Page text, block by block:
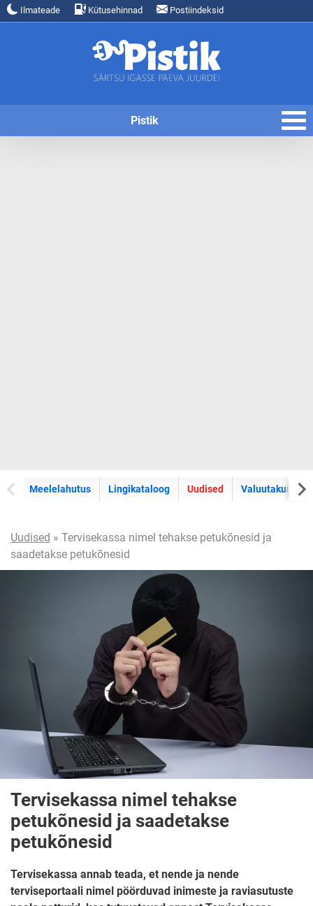
Ilmateade Kütusehinnad Postiindeksid
Pistik
Meelelahutus Lingikataloog Uudised Valuutakursid
Uudised » Tervisekassa nimel tehakse petukõnesid ja
saadetakse petukõnesid
Tervisekassa nimel tehakse
petukõnesid ja saadetakse
petukõnesid
Tervisekassa annab teada, et nende ja nende
terviseportaali nimel pöörduvad inimeste ja raviasutuste